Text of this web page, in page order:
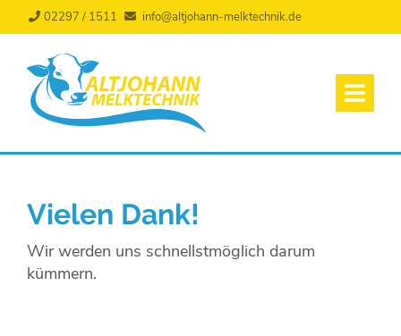
02297 / 1511 info@altjohann-melktechnik.de
Vielen Dank!
Wir werden uns schnellstmöglich darum
kümmern.